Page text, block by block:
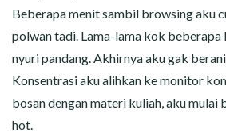
Beberapa menit sambil browsing aku
polwan tadi. Lama-lama kok beberapa
nyuri pandang. Akhirnya aku gak
Konsentrasi aku alihkan ke monitor
bosan dengan materi kuliah, aku mulai
hot.